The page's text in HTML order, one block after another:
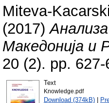
Miteva-
(2017)
Македонија и
20 (2). pp.
Text
Knowledge.pdf
Download (374kB)|